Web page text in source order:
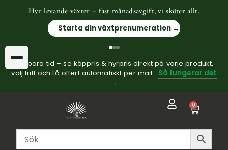
Hyr levande växter – fast månadsavgift, vi sköter allt.
Starta din växtprenumeration →
⏱ Spara tid – se köppris & hyrpris direkt på varje produkt,
välj fritt och få offert automatiskt per mail. Så fungerar det
→
0